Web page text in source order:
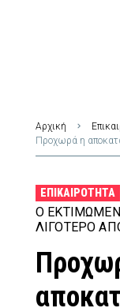
Αρχική
Προχωρά η
ΕΠΙΚΑΙΡΌΤΗΤΑ
Ο
ΛΙΓΌΤΕΡΟ